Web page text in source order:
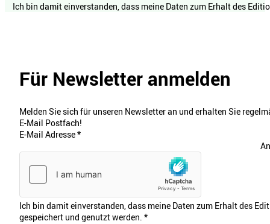
Ich bin damit einverstanden, dass meine Daten zum Erhalt des
Für Newsletter anmelden
Melden Sie sich für unseren Newsletter an und erhalten Sie
E-Mail Postfach!
E-Mail Adresse*
Ich bin damit einverstanden, dass meine Daten zum Erhalt des
gespeichert und genutzt werden. *